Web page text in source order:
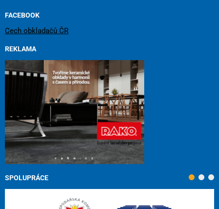
FACEBOOK
Cech obkladačů ČR
REKLAMA
SPOLUPRÁCE